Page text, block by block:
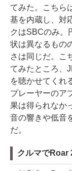
てみた。こちら
基を内蔵し、対
クはSBCのみ。
状は異なるもの
さは同じだ。こ
てみたところ、
を聴かせてくれ
プレーヤーのア
果は得られなか
音の響きや低音
だ。
クルマでRoar